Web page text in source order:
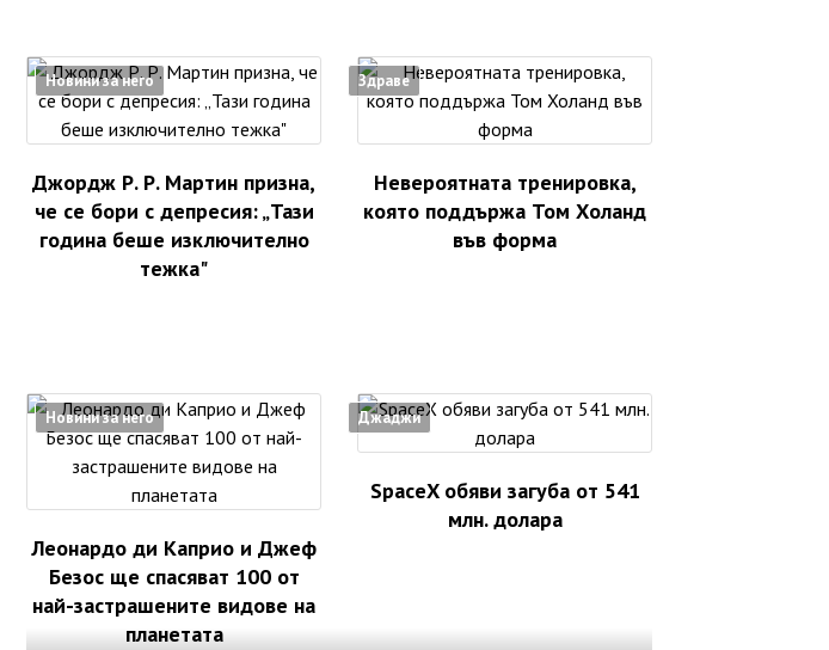
Новини за него
Джордж Р. Р. Мартин призна,
че се бори с депресия: „Тази
година беше изключително
тежка"
Здраве
Невероятната тренировка,
която поддържа Том Холанд
във форма
Новини за него
Леонардо ди Каприо и Джеф
Безос ще спасяват 100 от
най-застрашените видове на
планетата
Джаджи
SpaceX обяви загуба от 541
млн. долара